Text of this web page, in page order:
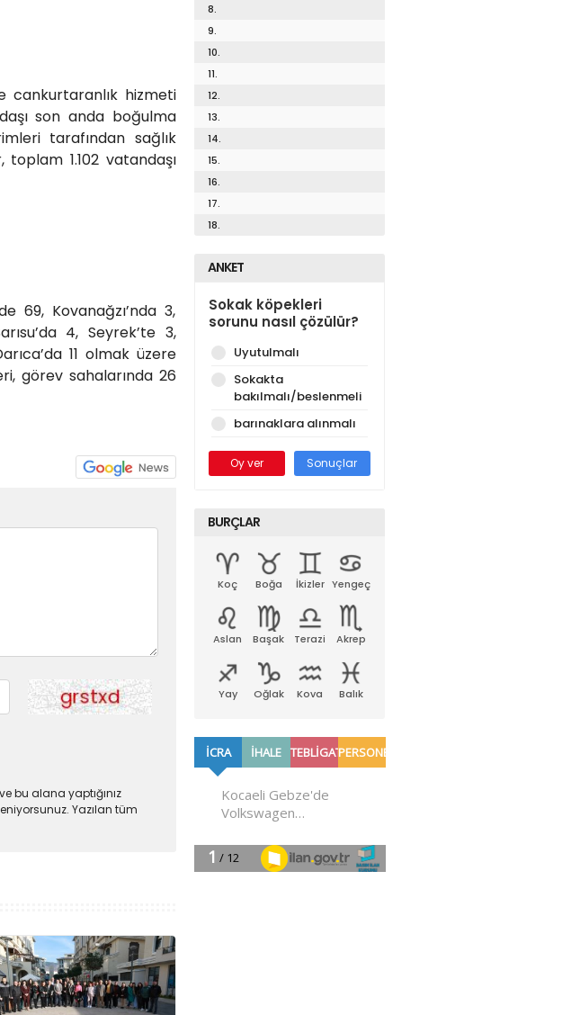
cankurtaranlık hizmeti
son anda boğulma
tarafından sağlık
1.102 vatandaşı
69, Kovanağzı’nda 3,
4, Seyrek’te 3,
11 olmak üzere
görev sahalarında 26
bu alana yaptığınız
Yazılan tüm
8.
9.
10.
11.
12.
13.
14.
15.
16.
17.
18.
ANKET
Sokak köpekleri
sorunu nasıl çözülür?
Uyutulmalı
Sokakta
bakılmalı/beslenmeli
barınaklara alınmalı
Oy ver Sonuçlar
BURÇLAR
Koç Boğa İkizler Yengeç
Aslan Başak Terazi Akrep
Yay Oğlak Kova Balık